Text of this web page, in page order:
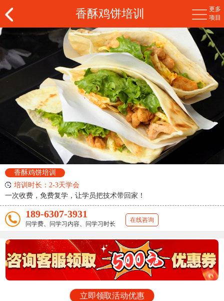
香酥鸡饼培训
更多
项目
香酥鸡饼培训
培训时长：2-3天学会
一次收费，免费复学，让学员把技术带回家！
189-6307-3931
问学费、问学习内容、问学习时长
在线咨询
立即领取活动优惠